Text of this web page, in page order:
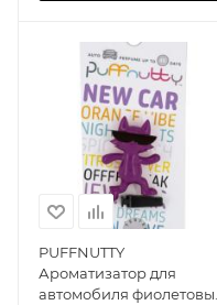
PUFFNUTTY
Ароматизатор для
автомобиля фиолетовый